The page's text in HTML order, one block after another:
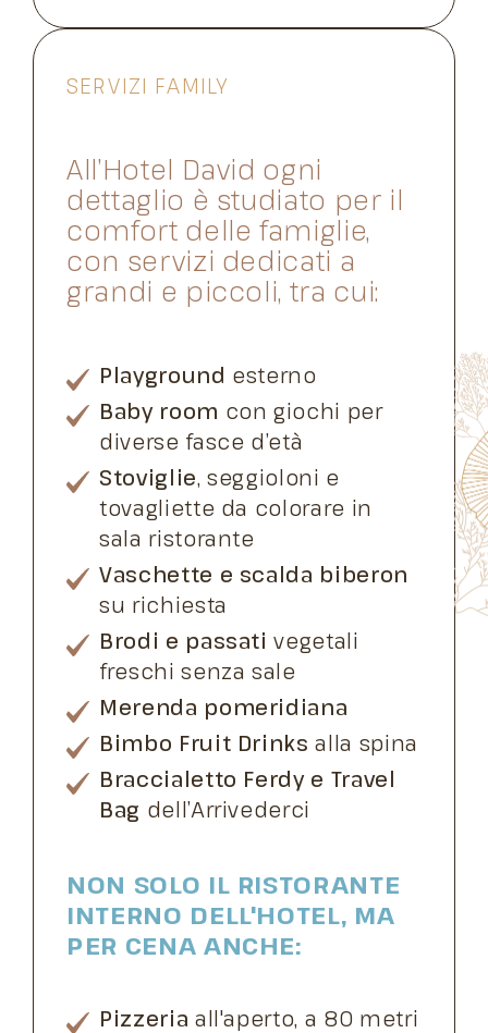
SERVIZI FAMILY
All’Hotel David ogni
dettaglio è studiato per il
comfort delle famiglie,
con servizi dedicati a
grandi e piccoli, tra cui:
Playground esterno
Baby room con giochi per
diverse fasce d’età
Stoviglie, seggioloni e
tovagliette da colorare in
sala ristorante
Vaschette e scalda biberon
su richiesta
Brodi e passati vegetali
freschi senza sale
Merenda pomeridiana
Bimbo Fruit Drinks alla spina
Braccialetto Ferdy e Travel
Bag dell’Arrivederci
NON SOLO IL RISTORANTE
INTERNO DELL'HOTEL, MA
PER CENA ANCHE:
Pizzeria all'aperto, a 80 metri